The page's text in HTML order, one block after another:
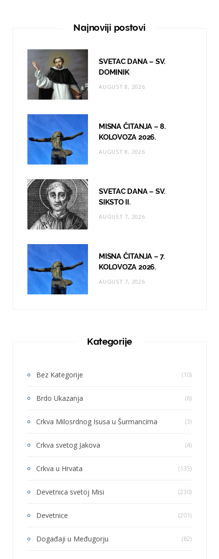
t
r
a
T
Najnoviji postovi
SVETAC DANA – SV.
DOMINIK
AUGUST 8, 2026
MISNA ČITANJA – 8.
KOLOVOZA 2026.
AUGUST 8, 2026
SVETAC DANA – SV.
SIKSTO II.
AUGUST 7, 2026
MISNA ČITANJA – 7.
KOLOVOZA 2026.
AUGUST 7, 2026
Kategorije
Bez Kategorije (10)
Brdo Ukazanja (6)
Crkva Milosrdnog Isusa u Šurmancima (3)
Crkva svetog Jakova (4)
Crkva u Hrvata (135)
Devetnica svetoj Misi (230)
Devetnice (201)
Događaji u Međugorju (82)